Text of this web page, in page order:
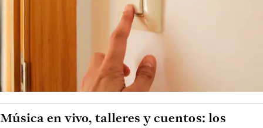
Música en vivo, talleres y cuentos: los